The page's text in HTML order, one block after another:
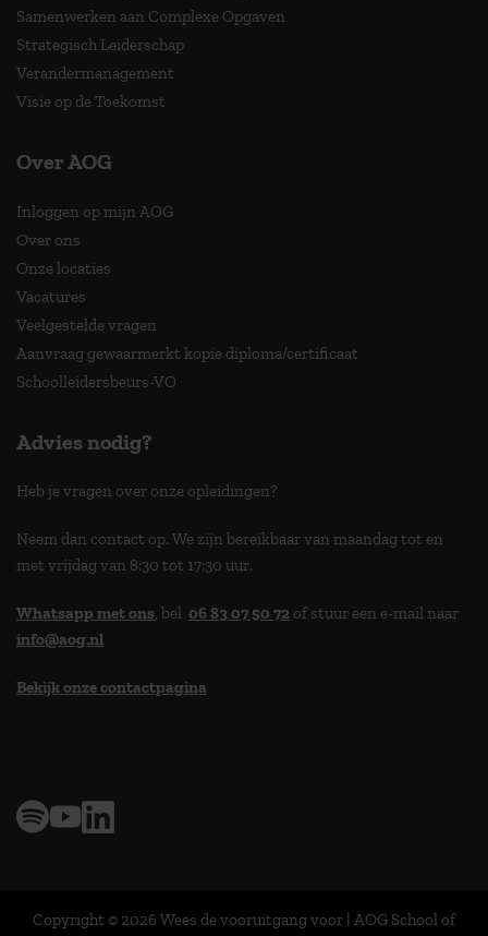
Samenwerken aan Complexe Opgaven
Strategisch Leiderschap
Verandermanagement
Visie op de Toekomst
Over AOG
Inloggen op mijn AOG
Over ons
Onze locaties
Vacatures
Veelgestelde vragen
Aanvraag gewaarmerkt kopie diploma/certificaat
Schoolleidersbeurs-VO
Advies nodig?
Heb je vragen over onze opleidingen?
Neem dan contact op. We zijn bereikbaar van maandag tot en
met vrijdag van 8:30 tot 17:30 uur.
Whatsapp met ons, bel 06 83 07 50 72 of stuur een e-mail naar
info@aog.nl
Bekijk onze contactpagina
Copyright © 2026 Wees de vooruitgang voor | AOG School of